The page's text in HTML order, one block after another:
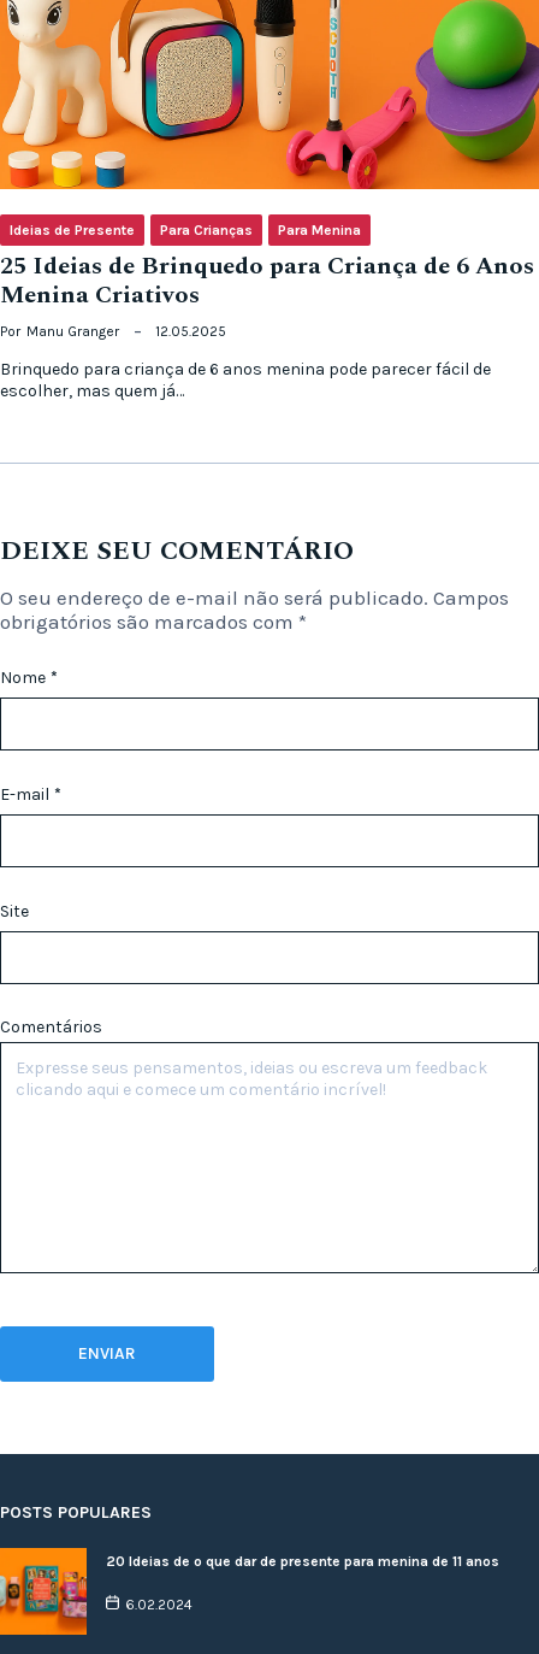
Ideias de Presente Para Crianças Para Menina
25 Ideias de Brinquedo para Criança de 6 Anos
Menina Criativos
Por Manu Granger 12.05.2025
Brinquedo para criança de 6 anos menina pode parecer fácil de
escolher, mas quem já…
DEIXE SEU COMENTÁRIO
O seu endereço de e-mail não será publicado. Campos
obrigatórios são marcados com *
Nome *
E-mail *
Site
Comentários
POSTS POPULARES
20 Ideias de o que dar de presente para menina de 11 anos
6.02.2024